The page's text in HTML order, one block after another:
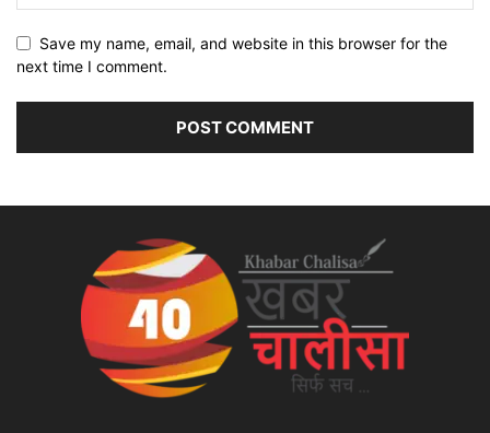
Save my name, email, and website in this browser for the
next time I comment.